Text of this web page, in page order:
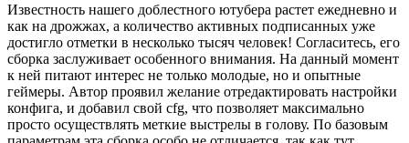
Известность нашего доблестного ютубера растет ежедневно и
как на дрожжах, а количество активных подписанных уже
достигло отметки в несколько тысяч человек! Согласитесь, его
сборка заслуживает особенного внимания. На данный момент
к ней питают интерес не только молодые, но и опытные
геймеры. Автор проявил желание отредактировать настройки
конфига, и добавил свой cfg, что позволяет максимально
просто осуществлять меткие выстрелы в голову. По базовым